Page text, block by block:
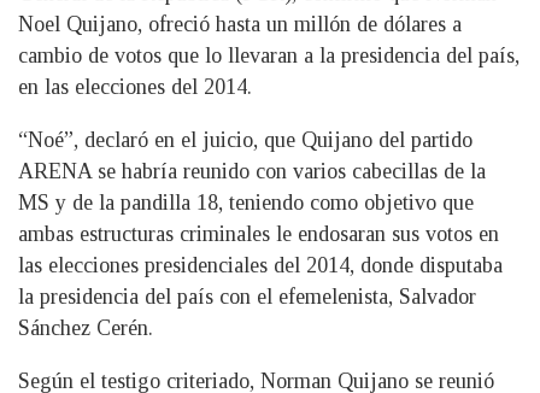
Noel Quijano, ofreció hasta un millón de dólares a
cambio de votos que lo llevaran a la presidencia del país,
en las elecciones del 2014.
“Noé”, declaró en el juicio, que Quijano del partido
ARENA se habría reunido con varios cabecillas de la
MS y de la pandilla 18, teniendo como objetivo que
ambas estructuras criminales le endosaran sus votos en
las elecciones presidenciales del 2014, donde disputaba
la presidencia del país con el efemelenista, Salvador
Sánchez Cerén.
Según el testigo criteriado, Norman Quijano se reunió